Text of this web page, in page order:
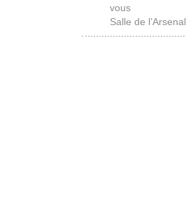
vous
Salle de l’Arsenal